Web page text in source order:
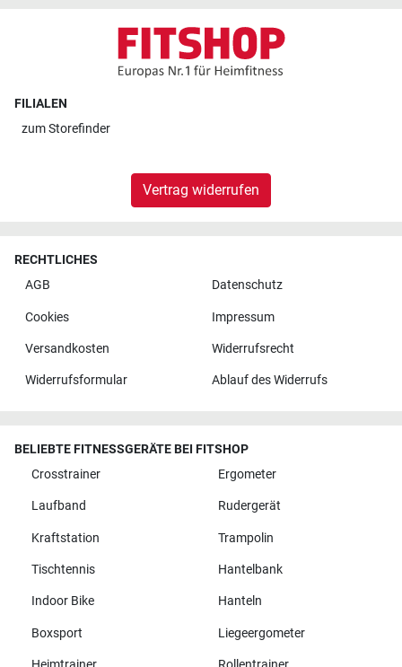
FILIALEN
zumStorefinder
Vertrag widerrufen
RECHTLICHES
AGB
Datenschutz
Cookies Impressum
Versandkosten Widerrufsrecht
Widerrufsformular Ablauf des Widerrufs
BELIEBTE FITNESSGERÄTE BEI FITSHOP
Crosstrainer
Ergometer
Laufband Rudergerät
Kraftstation Trampolin
Tischtennis Hantelbank
Indoor Bike Hanteln
Boxsport Liegeergometer